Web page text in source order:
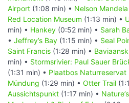
Airport (1:08 min) • Nelson
Red Location Museum (1:13 min) •
min) • Hankey (0:52 min) • Sarah
• Jeffrey’s Bay (1:15 min) • Seal
Saint Francis (1:28 min) •
min) • Stormsrivier: Paul Sauer
(1:31 min) • Plaatbos Naturreservat
Mündung (1:29 min) • Otter Trail
Aussichtspunkt (1:17 min) •